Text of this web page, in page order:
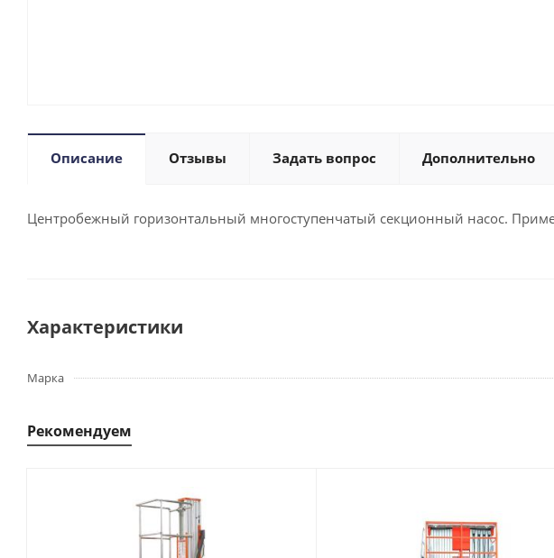
Описание Отзывы Задать вопрос Дополнительно
Центробежный горизонтальный многоступенчатый секционный насос.
Характеристики
Марка
Рекомендуем